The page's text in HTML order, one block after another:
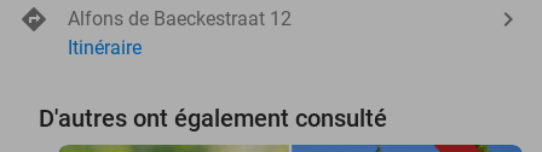
Alfons de Baeckestraat 12
Itinéraire
D'autres ont également consulté